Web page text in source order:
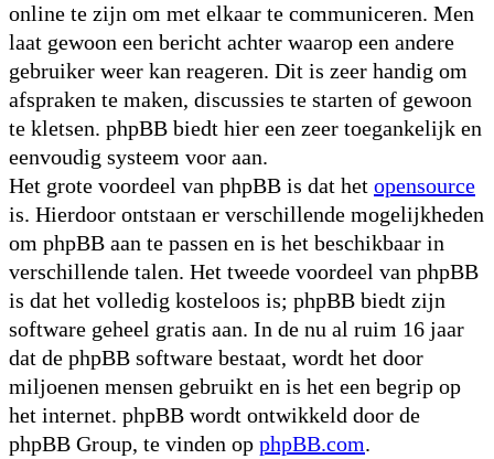
online te zijn om met elkaar te communiceren. Men
laat gewoon een bericht achter waarop een andere
gebruiker weer kan reageren. Dit is zeer handig om
afspraken te maken, discussies te starten of gewoon
te kletsen. phpBB biedt hier een zeer toegankelijk en
eenvoudig systeem voor aan.
Het grote voordeel van phpBB is dat het opensource
is. Hierdoor ontstaan er verschillende mogelijkheden
om phpBB aan te passen en is het beschikbaar in
verschillende talen. Het tweede voordeel van phpBB
is dat het volledig kosteloos is; phpBB biedt zijn
software geheel gratis aan. In de nu al ruim 16 jaar
dat de phpBB software bestaat, wordt het door
miljoenen mensen gebruikt en is het een begrip op
het internet. phpBB wordt ontwikkeld door de
phpBB Group, te vinden op phpBB.com.